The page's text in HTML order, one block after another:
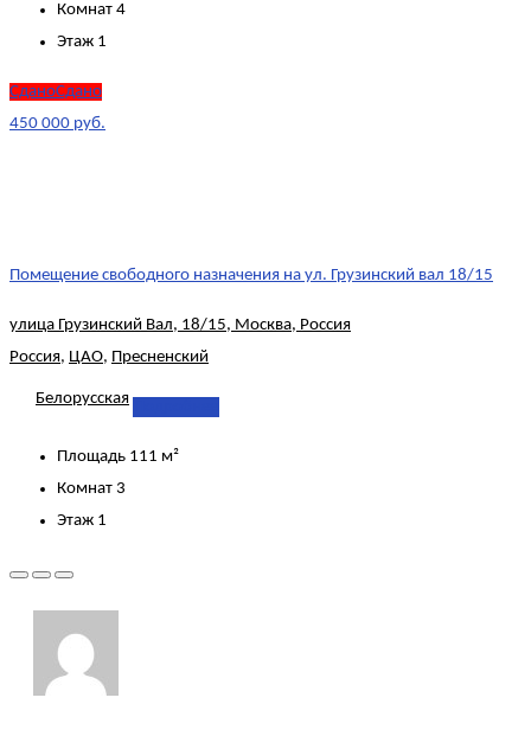
Комнат 4
Этаж 1
СданоСдано
450 000 руб.
Помещение свободного назначения на ул. Грузинский вал 18/15
улица Грузинский Вал, 18/15, Москва, Россия
Россия, ЦАО, Пресненский
Белорусская
Площадь 111 м²
Комнат 3
Этаж 1